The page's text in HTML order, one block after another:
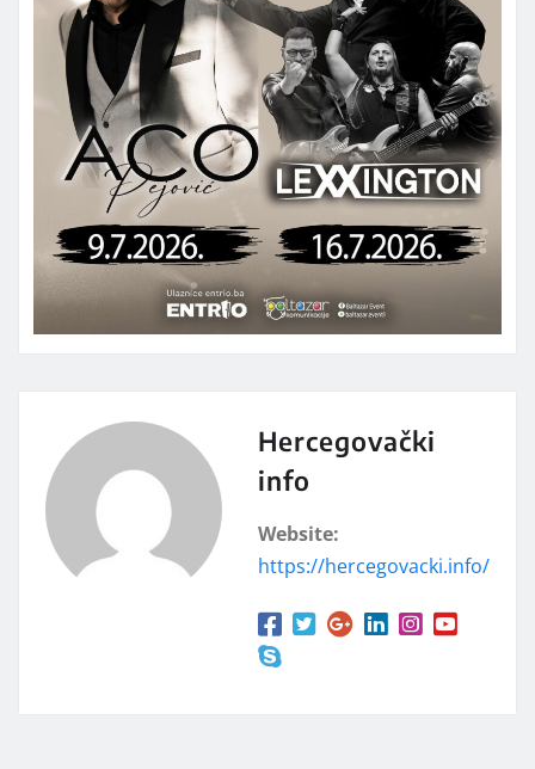
Hercegovački
info
Website:
https://hercegovacki.info/